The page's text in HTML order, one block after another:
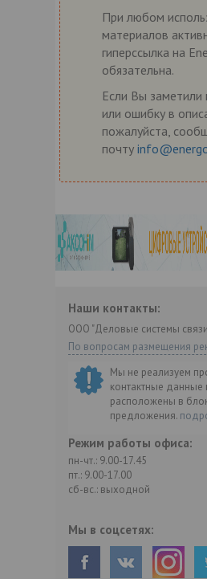
При любом
материалов
гиперссылка на
обязательна.
Если Вы заметили
или ошибку в
пожалуйста,
почту
Наши контакты:
ООО "Деловые системы
По вопросам размещения
Мы не реализуем
контактные
расположены в
предложения.
Режим работы офиса:
пн-чт.: 9.00-17.45
пт.: 9.00-17.00
сб-вс.: выходной
Мы в соцсетях: